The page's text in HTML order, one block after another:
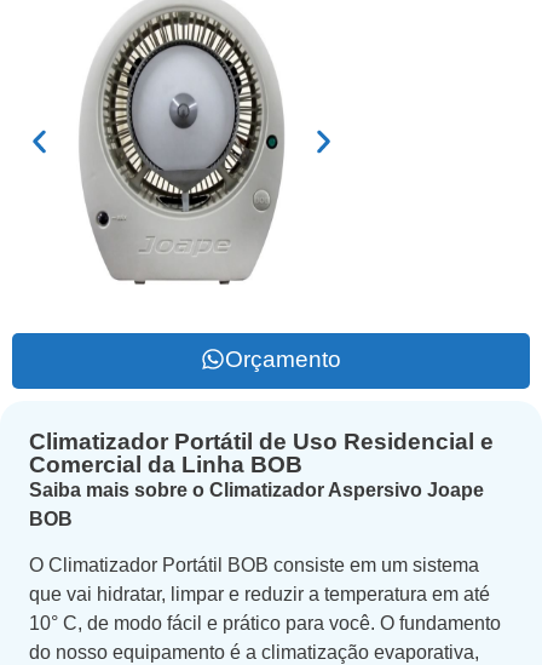
Orçamento
Climatizador Portátil de Uso Residencial e
Comercial da Linha BOB
Saiba mais sobre o Climatizador Aspersivo Joape
BOB
O Climatizador Portátil BOB consiste em um sistema
que vai hidratar, limpar e reduzir a temperatura em até
10° C, de modo fácil e prático para você. O fundamento
do nosso equipamento é a climatização evaporativa,